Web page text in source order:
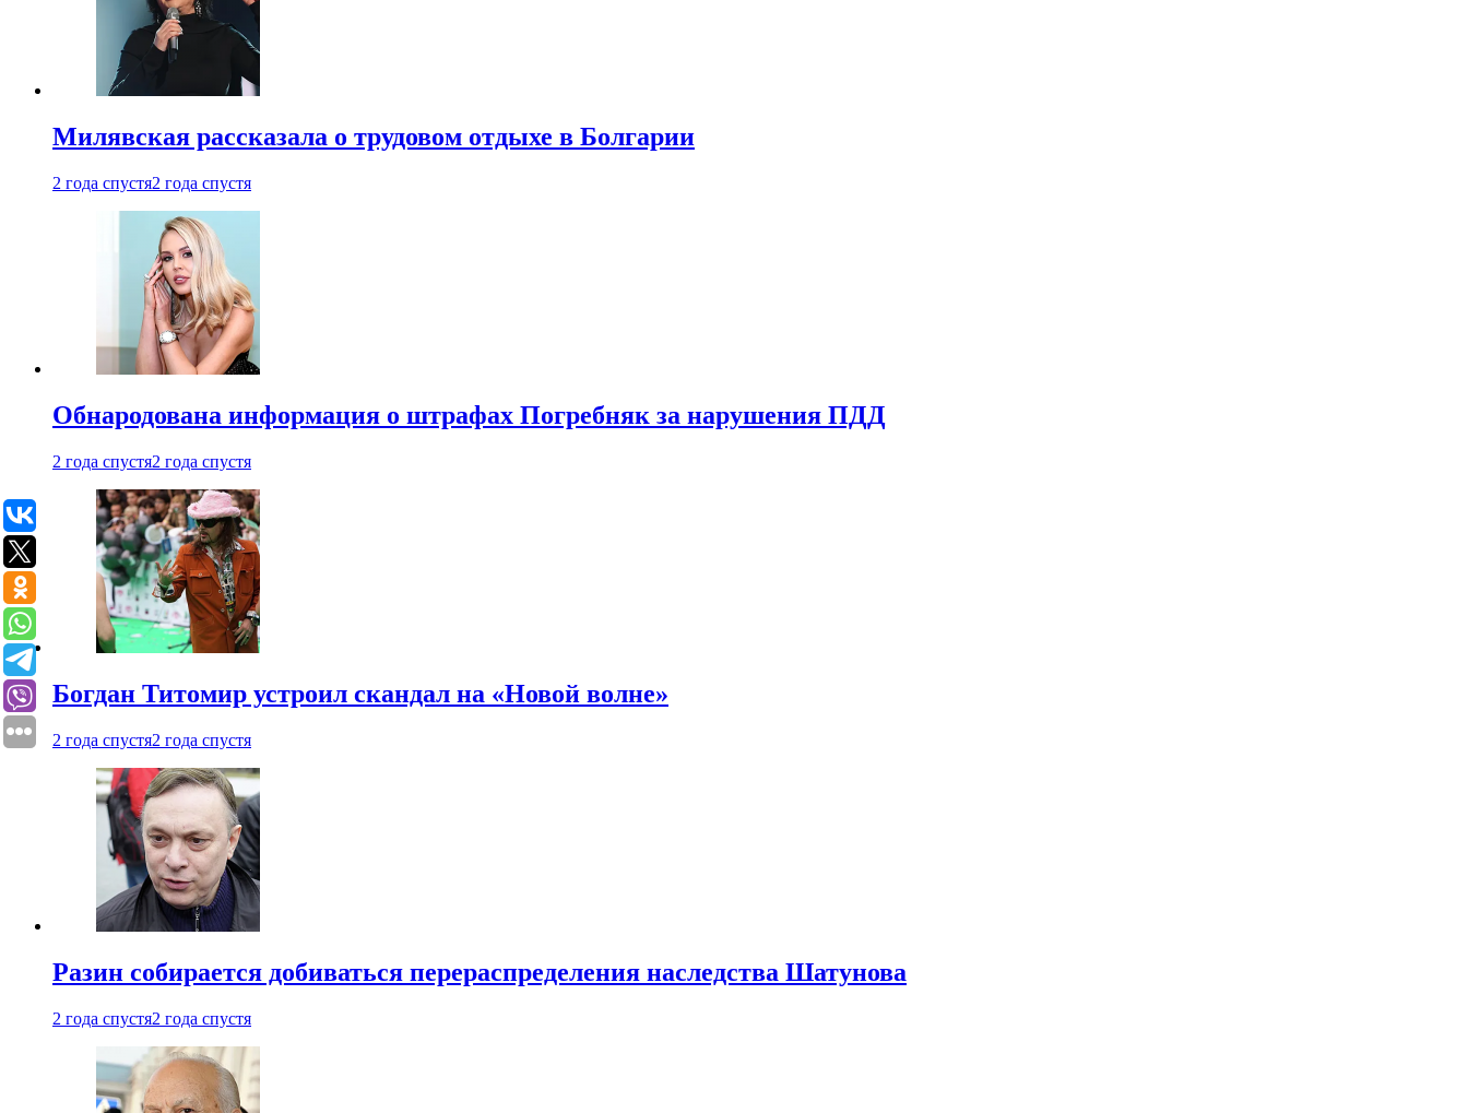
Милявская рассказала о трудовом отдыхе в Болгарии
2 года спустя2 года спустя
Обнародована информация о штрафах Погребняк за нарушения ПДД
2 года спустя2 года спустя
Богдан Титомир устроил скандал на «Новой волне»
2 года спустя2 года спустя
Разин собирается добиваться перераспределения наследства Шатунова
2 года спустя2 года спустя